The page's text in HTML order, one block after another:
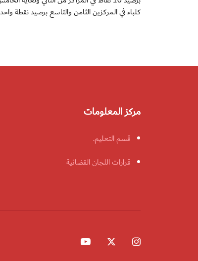
كلباء في المركزين الثامن والتاسع برصيد نقطة
مركز المعلومات
قسم التعليم.
قرارات اللجان القضائية